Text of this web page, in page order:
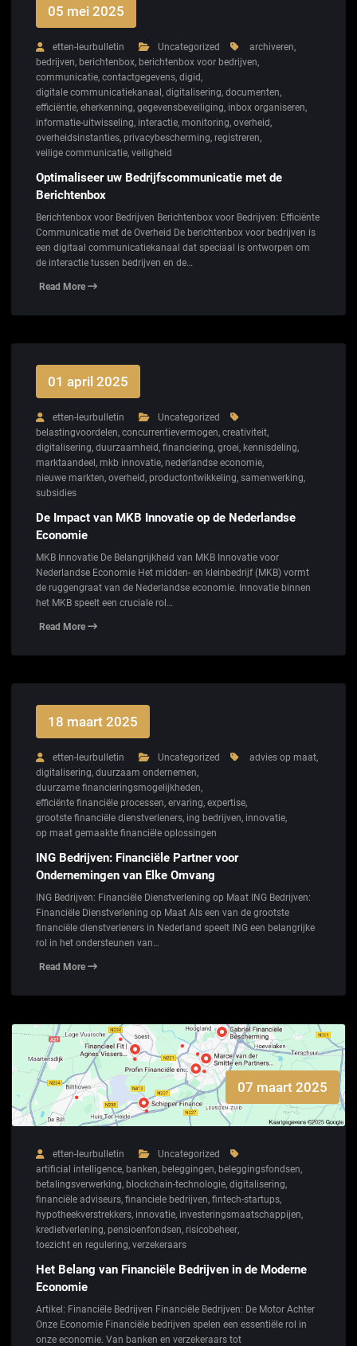
05 mei 2025
etten-leurbulletin Uncategorized archiveren,
bedrijven, berichtenbox, berichtenbox voor bedrijven,
communicatie, contactgegevens, digid,
digitale communicatiekanaal, digitalisering, documenten,
efficiëntie, eherkenning, gegevensbeveiliging, inbox organiseren,
informatie-uitwisseling, interactie, monitoring, overheid,
overheidsinstanties, privacybescherming, registreren,
veilige communicatie, veiligheid
Optimaliseer uw Bedrijfscommunicatie met de
Berichtenbox
Berichtenbox voor Bedrijven Berichtenbox voor Bedrijven: Efficiënte
Communicatie met de Overheid De berichtenbox voor bedrijven is
een digitaal communicatiekanaal dat speciaal is ontworpen om
de interactie tussen bedrijven en de…
Read More
01 april 2025
etten-leurbulletin
Uncategorized
belastingvoordelen, concurrentievermogen, creativiteit,
digitalisering, duurzaamheid, financiering, groei, kennisdeling,
marktaandeel, mkb innovatie, nederlandse economie,
nieuwe markten, overheid, productontwikkeling, samenwerking,
subsidies
De Impact van MKB Innovatie op de Nederlandse
Economie
MKB Innovatie De Belangrijkheid van MKB Innovatie voor
Nederlandse Economie Het midden- en kleinbedrijf (MKB) vormt
de ruggengraat van de Nederlandse economie. Innovatie binnen
het MKB speelt een cruciale rol…
Read More
18 maart 2025
etten-leurbulletin Uncategorized advies op maat,
digitalisering, duurzaam ondernemen,
duurzame financieringsmogelijkheden,
efficiënte financiële processen, ervaring, expertise,
grootste financiële dienstverleners, ing bedrijven, innovatie,
op maat gemaakte financiële oplossingen
ING Bedrijven: Financiële Partner voor
Ondernemingen van Elke Omvang
ING Bedrijven: Financiële Dienstverlening op Maat ING Bedrijven:
Financiële Dienstverlening op Maat Als een van de grootste
financiële dienstverleners in Nederland speelt ING een belangrijke
rol in het ondersteunen van…
Read More
07 maart 2025
etten-leurbulletin
Uncategorized
artificial intelligence, banken, beleggingen, beleggingsfondsen,
betalingsverwerking, blockchain-technologie, digitalisering,
financiële adviseurs, financiele bedrijven, fintech-startups,
hypotheekverstrekkers, innovatie, investeringsmaatschappijen,
kredietverlening, pensioenfondsen, risicobeheer,
toezicht en regulering, verzekeraars
Het Belang van Financiële Bedrijven in de Moderne
Economie
Artikel: Financiële Bedrijven Financiële Bedrijven: De Motor Achter
Onze Economie Financiële bedrijven spelen een essentiële rol in
onze economie. Van banken en verzekeraars tot